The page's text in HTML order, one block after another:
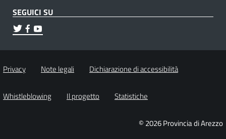
SEGUICI SU
Privacy Note legali Dichiarazione di accessibilità
Whistleblowing Il progetto Statistiche
© 2026 Provincia di Arezzo